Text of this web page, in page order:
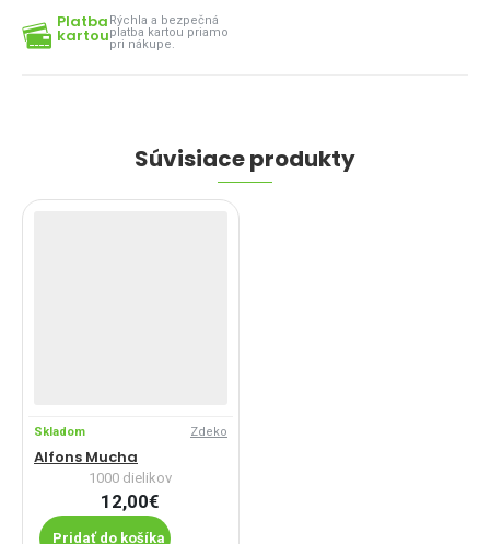
Platba
kartou
Rýchla a bezpečná
platba kartou priamo
pri nákupe.
Súvisiace produkty
Skladom Zdeko
Alfons Mucha
1000 dielikov
12,00€
Pridať do košíka